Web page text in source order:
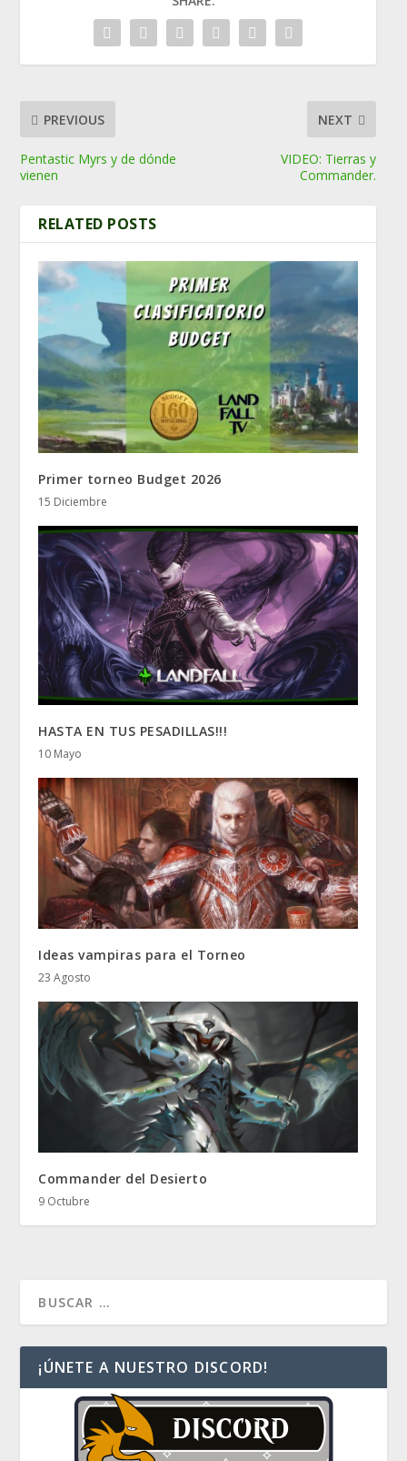
PREVIOUS
Pentastic Myrs y de dónde
vienen
NEXT
VIDEO: Tierras y
Commander.
RELATED POSTS
Primer torneo Budget 2026
15 Diciembre
HASTA EN TUS PESADILLAS!!!
10 Mayo
Ideas vampiras para el Torneo
23 Agosto
Commander del Desierto
9 Octubre
¡ÚNETE A NUESTRO DISCORD!